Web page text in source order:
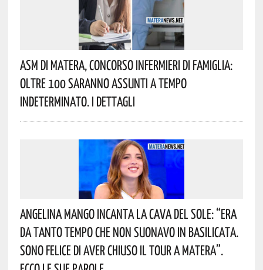
Asm Di Matera, Concorso Infermieri Di Famiglia:
Oltre 100 Saranno Assunti A Tempo
Indeterminato. I Dettagli
Angelina Mango Incanta La Cava Del Sole: “era
Da Tanto Tempo Che Non Suonavo In Basilicata.
Sono Felice Di Aver Chiuso Il Tour A Matera”.